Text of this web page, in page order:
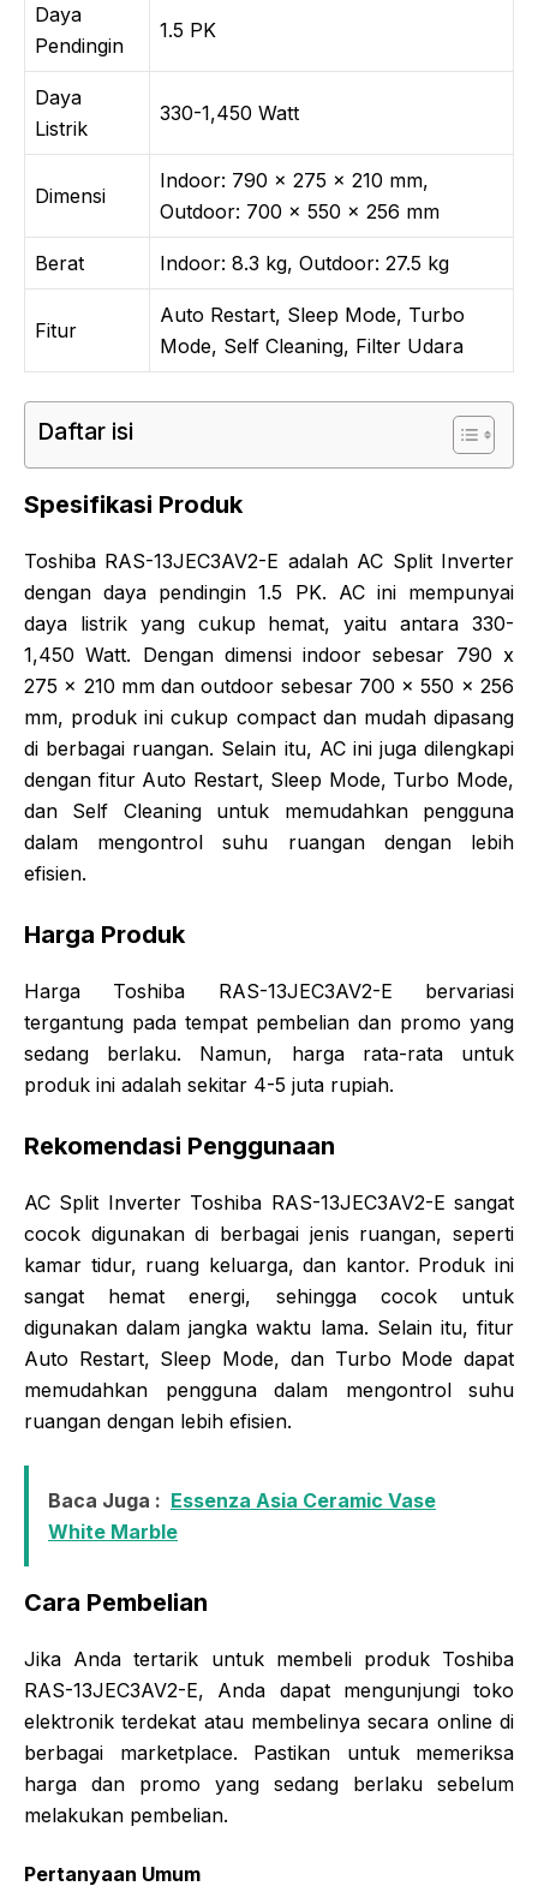
Daya
Pendingin
1.5 PK
Daya
Listrik
330-1,450 Watt
Dimensi
Indoor: 790 x 275 x 210 mm,
Outdoor: 700 x 550 x 256 mm
Berat Indoor: 8.3 kg, Outdoor: 27.5 kg
Fitur
Auto Restart, Sleep Mode, Turbo
Mode, Self Cleaning, Filter Udara
Daftar isi
Spesifikasi Produk
Toshiba RAS-13JEC3AV2-E adalah AC Split Inverter
dengan daya pendingin 1.5 PK. AC ini mempunyai
daya listrik yang cukup hemat, yaitu antara 330-
1,450 Watt. Dengan dimensi indoor sebesar 790 x
275 x 210 mm dan outdoor sebesar 700 x 550 x 256
mm, produk ini cukup compact dan mudah dipasang
di berbagai ruangan. Selain itu, AC ini juga dilengkapi
dengan fitur Auto Restart, Sleep Mode, Turbo Mode,
dan Self Cleaning untuk memudahkan pengguna
dalam mengontrol suhu ruangan dengan lebih
efisien.
Harga Produk
Harga Toshiba RAS-13JEC3AV2-E bervariasi
tergantung pada tempat pembelian dan promo yang
sedang berlaku. Namun, harga rata-rata untuk
produk ini adalah sekitar 4-5 juta rupiah.
Rekomendasi Penggunaan
AC Split Inverter Toshiba RAS-13JEC3AV2-E sangat
cocok digunakan di berbagai jenis ruangan, seperti
kamar tidur, ruang keluarga, dan kantor. Produk ini
sangat hemat energi, sehingga cocok untuk
digunakan dalam jangka waktu lama. Selain itu, fitur
Auto Restart, Sleep Mode, dan Turbo Mode dapat
memudahkan pengguna dalam mengontrol suhu
ruangan dengan lebih efisien.
Baca Juga : Essenza Asia Ceramic Vase
White Marble
Cara Pembelian
Jika Anda tertarik untuk membeli produk Toshiba
RAS-13JEC3AV2-E, Anda dapat mengunjungi toko
elektronik terdekat atau membelinya secara online di
berbagai marketplace. Pastikan untuk memeriksa
harga dan promo yang sedang berlaku sebelum
melakukan pembelian.
Pertanyaan Umum